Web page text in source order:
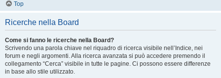
Top
Ricerche nella Board
Come si fanno le ricerche nella Board?
Scrivendo una parola chiave nel riquadro di ricerca visibile nell’Indice, nei
forum e negli argomenti. Alla ricerca avanzata si può accedere premendo il
collegamento “Cerca” visibile in tutte le pagine. Ci possono essere differenze
in base allo stile utilizzato.